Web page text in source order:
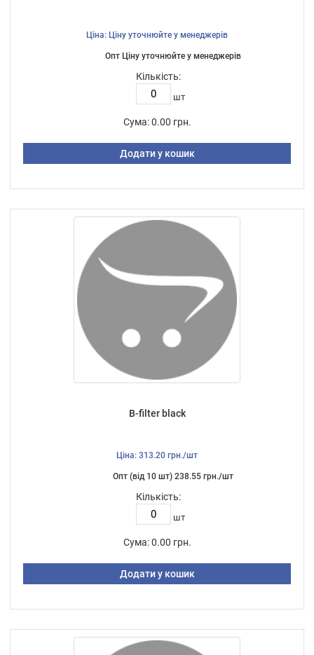
Ціна: Ціну уточнюйте у менеджерів
Опт Ціну уточнюйте у менеджерів
Кількість:
шт
Сума: 0.00 грн.
Додати у кошик
B-filter black
Ціна: 313.20 грн./шт
Опт (від 10 шт) 238.55 грн./шт
Кількість:
шт
Сума: 0.00 грн.
Додати у кошик